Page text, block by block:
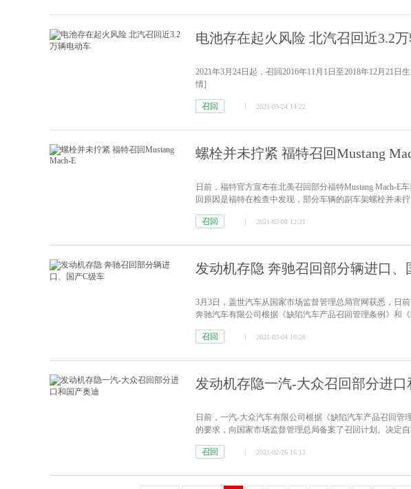
电池存在起火风险 北汽召回近3.2
2021年3月24日起，召回2016年11月1日至2018年12月21日
情]
召回 2021-03-24 14:22
螺栓并未拧紧 福特召回Mustang
日前，福特官方宣布在北美召回部分福特Mustang Mach-E
回原因是福特在检查中发现，部分车辆的副车架螺栓并未拧
召回 2021-03-08 12:21
发动机存隐 奔驰召回部分辆进口、
3月3日，盖世汽车从国家市场监督管理总局官网获悉，日
奔驰汽车有限公司根据《缺陷汽车产品召回管理条例》和
型生产时间：生产日期在2014年6月9日至2018年2月28日期
召回 2021-03-04 16:26
发动机存隐一汽-大众召回部分进口
日前，一汽-大众汽车有限公司根据《缺陷汽车产品召回管
的要求，向国家市场监督管理总局备案了召回计划。决定
10月14日至2020年11月13日生产的部分进口A6 Avant ...
召回 2021-02-26 16:12